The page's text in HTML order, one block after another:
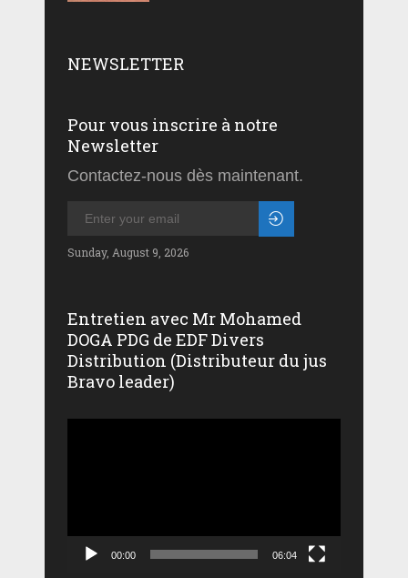
NEWSLETTER
Pour vous inscrire à notre
Newsletter
Contactez-nous dès maintenant.
Sunday, August 9, 2026
Entretien avec Mr Mohamed
DOGA PDG de EDF Divers
Distribution (Distributeur du jus
Bravo leader)
00:00 06:04